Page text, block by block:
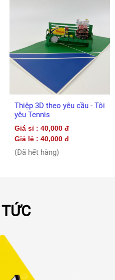
Thiệp 3D theo yêu cầu - Tôi
yêu Tennis
Giá sỉ : 40,000 đ
Giá lẻ : 40,000 đ
(Đã hết hàng)